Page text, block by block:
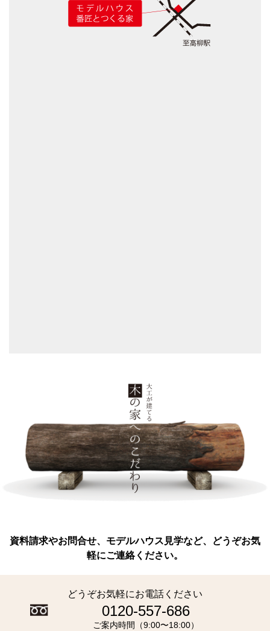
資料請求やお問合せ、モデルハウス見学など、どうぞお気
軽にご連絡ください。
どうぞお気軽にお電話ください
0120-557-686
ご案内時間（9:00〜18:00）